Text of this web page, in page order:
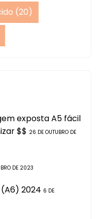
(20)
exposta A5 fácil
$$ 26 DE OUTUBRO DE
DE 2023
2024 6 DE